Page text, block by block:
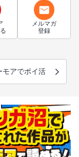
メルマガ
登録
モアでポイ活